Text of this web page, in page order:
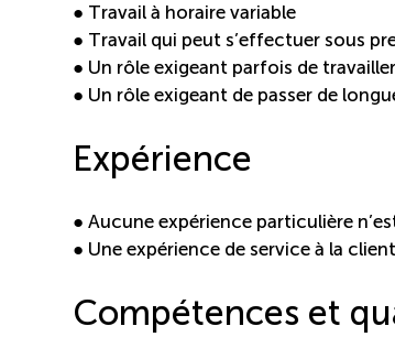
● Travail à horaire variable
● Travail qui peut s’effectuer sous
● Un rôle exigeant parfois de
● Un rôle exigeant de passer de
Expérience
● Aucune expérience particulière
● Une expérience de service à la
Compétences et